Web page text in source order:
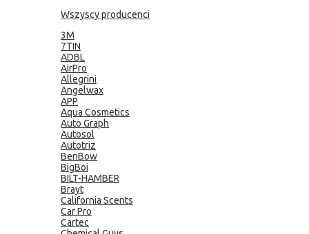
Wszyscy producenci
3M
7TIN
ADBL
AirPro
Allegrini
Angelwax
APP
Aqua Cosmetics
Auto Graph
Autosol
Autotriz
BenBow
BigBoi
BILT-HAMBER
Brayt
California Scents
Car Pro
Cartec